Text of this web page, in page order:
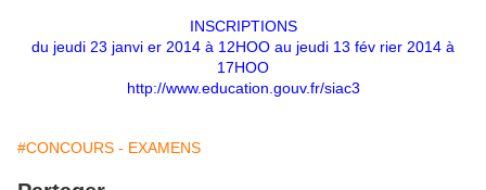
INSCRIPTIONS
du jeudi 23 janvi er 2014 à 12HOO au jeudi 13 fév rier 2014 à
17HOO
http://www.education.gouv.fr/siac3
#CONCOURS - EXAMENS